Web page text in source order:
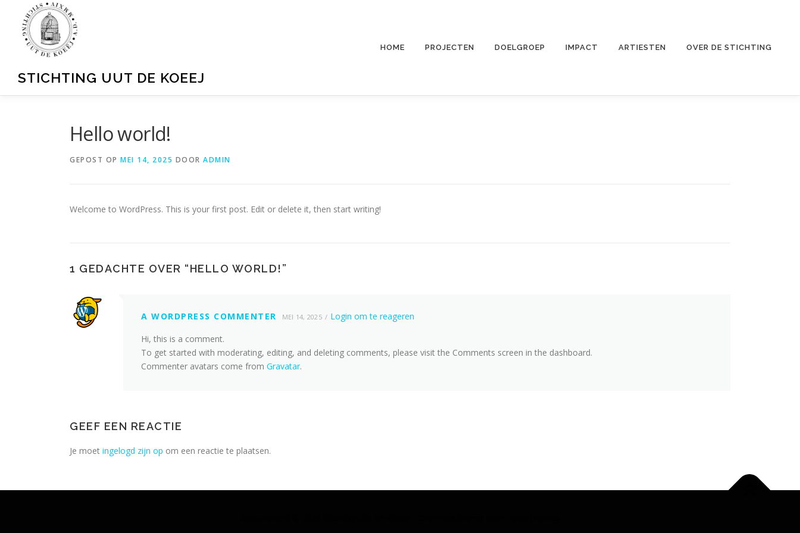
STICHTING UUT DE KOEEJ
HOME PROJECTEN DOELGROEP IMPACT ARTIESTEN OVER DE STICHTING
Hello world!
GEPOST OP MEI 14, 2025 DOOR ADMIN
Welcome to WordPress. This is your first post. Edit or delete it, then start writing!
1 GEDACHTE OVER “HELLO WORLD! ”
A WORDPRESS COMMENTER MEI 14, 2025
Login om te reageren
Hi, this is a comment.
To get started with moderating, editing, and deleting comments, please visit the Comments screen in the dashboard.
Commenter avatars come from Gravatar.
GEEF EEN REACTIE
Je moet ingelogd zijn op om een reactie te plaatsen.